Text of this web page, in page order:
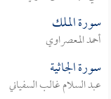
سورة الملك
أحمد المعصراوي
سورة الجاثية
عبد السلام غالب السفياني